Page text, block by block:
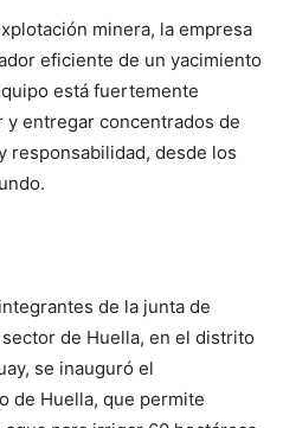
minera, la empresa
eficiente de un yacimiento
está fuertemente
entregar concentrados de
responsabilidad, desde los
de la junta de
de Huella, en el distrito
se inauguró el
de Huella, que permite